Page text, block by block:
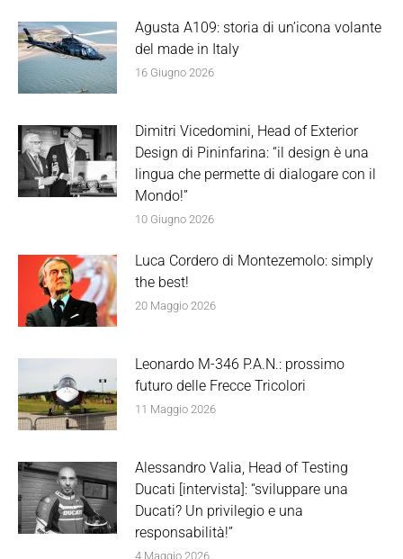
Agusta A109: storia di un’icona volante
del made in Italy
16 Giugno 2026
Dimitri Vicedomini, Head of Exterior
Design di Pininfarina: “il design è una
lingua che permette di dialogare con il
Mondo!”
10 Giugno 2026
Luca Cordero di Montezemolo: simply
the best!
20 Maggio 2026
Leonardo M-346 P.A.N.: prossimo
futuro delle Frecce Tricolori
11 Maggio 2026
Alessandro Valia, Head of Testing
Ducati [intervista]: “sviluppare una
Ducati? Un privilegio e una
responsabilità!”
4 Maggio 2026